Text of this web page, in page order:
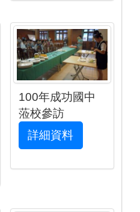
100年成功國中
蒞校參訪
詳細資料